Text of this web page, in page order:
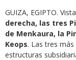
GUIZA, EGIPTO.
derecha, las tres
de Menkaura, la
Keops. Las tres
estructuras